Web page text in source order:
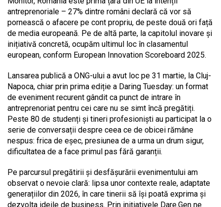
antreprenoriale – 27% dintre români declară că vor să
pornească o afacere pe cont propriu, de peste două ori față
de media europeană. Pe de altă parte, la capitolul inovare și
inițiativă concretă, ocupăm ultimul loc în clasamentul
european, conform European Innovation Scoreboard 2025.
Lansarea publică a ONG-ului a avut loc pe 31 martie, la Cluj-
Napoca, chiar prin prima ediție a Daring Tuesday: un format
de eveniment recurent gândit ca punct de intrare în
antreprenoriat pentru cei care nu se simt încă pregătiți.
Peste 80 de studenți și tineri profesioniști au participat la o
serie de conversații despre ceea ce de obicei rămâne
nespus: frica de eșec, presiunea de a urma un drum sigur,
dificultatea de a face primul pas fără garanții.
Pe parcursul pregătirii și desfășurării evenimentului am
observat o nevoie clară: lipsa unor contexte reale, adaptate
generațiilor din 2026, în care tinerii să își poată exprima și
dezvolta ideile de business. Prin inițiativele Dare.Gen ne